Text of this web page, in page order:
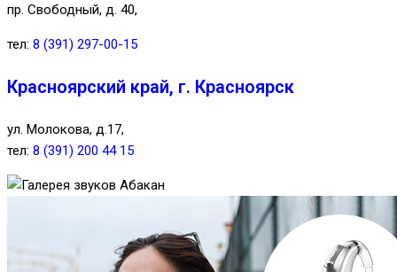
пр. Свободный, д. 40,
тел: 8 (391) 297-00-15
Красноярский край, г. Красноярск
ул. Молокова, д.17,
тел: 8 (391) 200 44 15